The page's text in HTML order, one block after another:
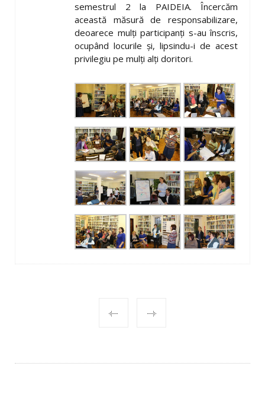
semestrul 2 la PAIDEIA. Încercăm
această măsură de responsabilizare,
deoarece mulți participanţi s-au înscris,
ocupând locurile și, lipsindu-i de acest
privilegiu pe mulți alți doritori.
NAVIGATION